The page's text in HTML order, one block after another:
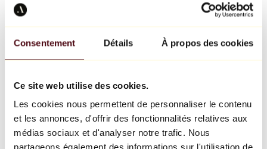
Consentement Détails À propos des cookies
Ce site web utilise des cookies.
Les cookies nous permettent de personnaliser le contenu
et les annonces, d'offrir des fonctionnalités relatives aux
médias sociaux et d'analyser notre trafic. Nous
partageons également des informations sur l'utilisation de
Richard Orlinski
Keith Haring
Jeff Koons
Jean-Michel Basquiat
Tous les designers
Œuvre de la semaine